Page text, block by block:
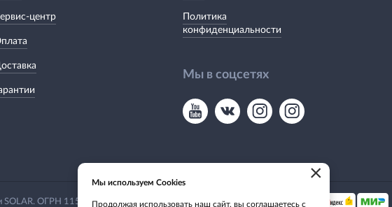
центр
Политика
конфиденциальности
Мы в соцсетях
SOLAR. ОГРН 1155476135649 Мы принимаем:
×
Мы используем Cookies
Продолжая использовать наш сайт, вы соглашаетесь с